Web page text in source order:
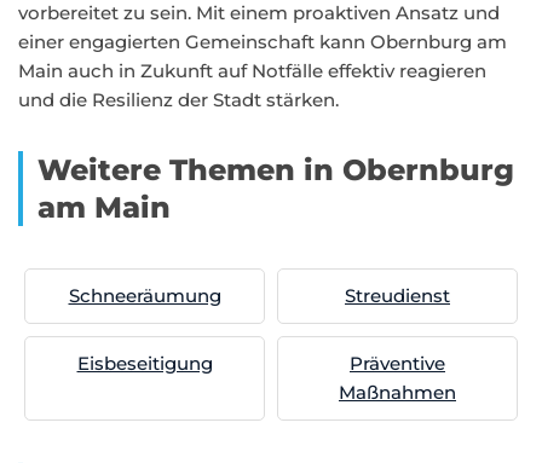
vorbereitet zu sein. Mit einem proaktiven Ansatz und
einer engagierten Gemeinschaft kann Obernburg am
Main auch in Zukunft auf Notfälle effektiv reagieren
und die Resilienz der Stadt stärken.
Weitere Themen in Obernburg
am Main
Schneeräumung Streudienst
Eisbeseitigung
Präventive
Maßnahmen